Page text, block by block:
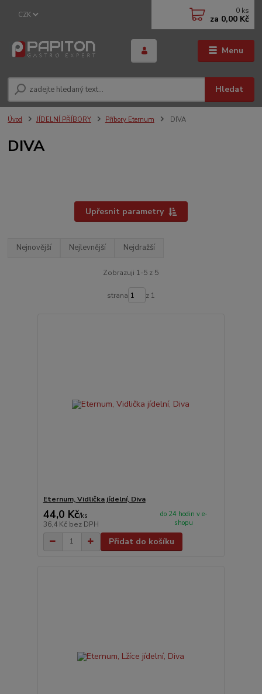
Menu
CZK
Hledat
0 ks
za 0,00 Kč
Úvod JÍDELNÍ PŘÍBORY Příbory Eternum DIVA
DIVA
Upřesnit parametry
Nejnovější Nejlevnější Nejdražší
Zobrazuji 1-5 z 5
strana z 1
Eternum, Vidlička jídelní, Diva
44,0 Kč/ks
36,4 Kč bez DPH
do 24 hodin v e-
shopu
Přidat do košíku